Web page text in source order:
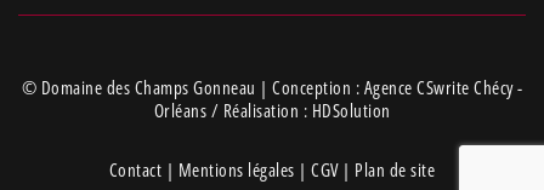
© Domaine des Champs Gonneau | Conception : Agence CSwrite Chécy -
Orléans / Réalisation : HDSolution
Contact | Mentions légales |CGV| Plan de site